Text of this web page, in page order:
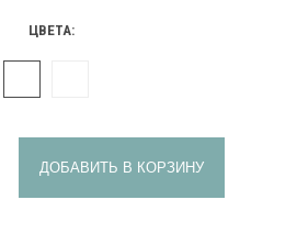
ЦВЕТА:
ДОБАВИТЬ В КОРЗИНУ